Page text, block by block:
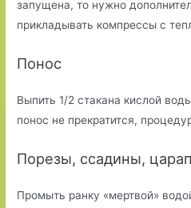
запущена, то нужно
прикладывать компрессы с
Понос
Выпить 1/2 стакана кислой
понос не прекратится,
Порезы, ссадины,
Промыть ранку «мертвой»